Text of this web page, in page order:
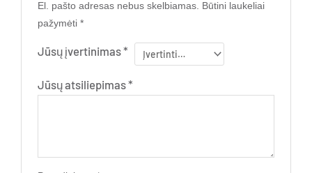
El. pašto adresas nebus skelbiamas. Būtini laukeliai
pažymėti*
Jūsų įvertinimas*
Jūsų atsiliepimas*